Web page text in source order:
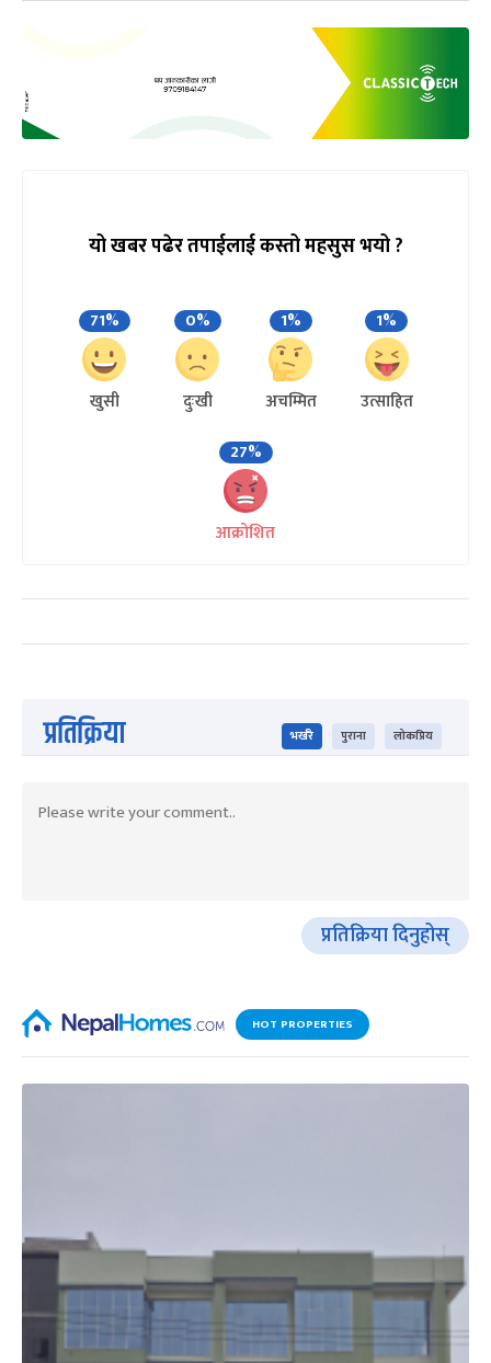
यो खबर पढेर तपाईलाई कस्तो महसुस भयो ?
71%
खुसी
0%
दुःखी
1%
अचम्मित
1%
उत्साहित
27%
आक्रोशित
प्रतिक्रिया भर्खरै पुराना लोकप्रिय
प्रतिक्रिया दिनुहोस्
HOT PROPERTIES